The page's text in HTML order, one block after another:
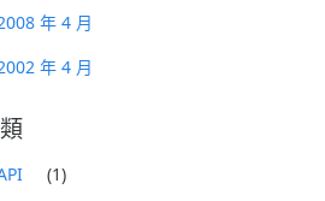
年 4 月
年 4 月
(1)